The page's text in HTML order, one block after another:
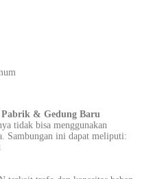
& Gedung Baru
tidak bisa menggunakan
Sambungan ini dapat meliputi: